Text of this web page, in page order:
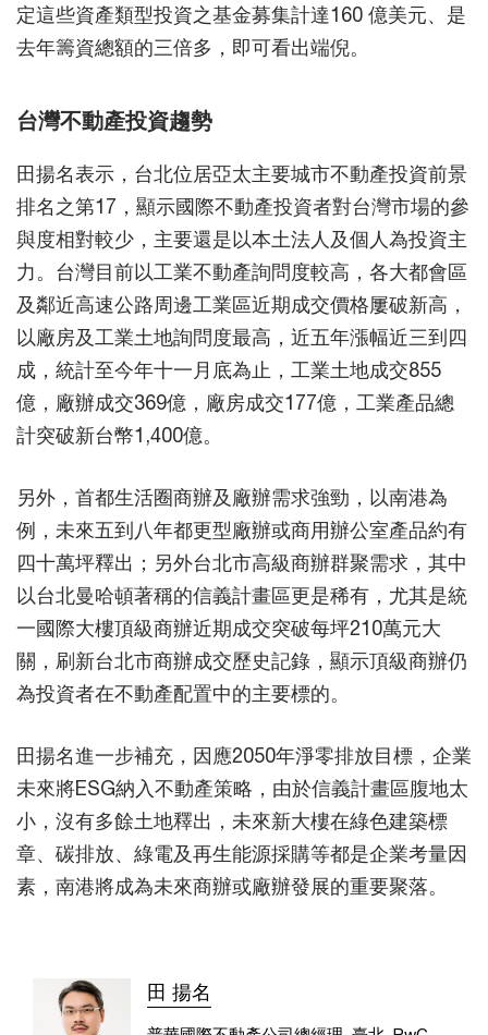
定這些資產類型投資之基金募集計達160 億美元、是
去年籌資總額的三倍多，即可看出端倪。
台灣不動產投資趨勢
田揚名表示，台北位居亞太主要城市不動產投資前景
排名之第17，顯示國際不動產投資者對台灣市場的參
與度相對較少，主要還是以本土法人及個人為投資主
力。台灣目前以工業不動產詢問度較高，各大都會區
及鄰近高速公路周邊工業區近期成交價格屢破新高，
以廠房及工業土地詢問度最高，近五年漲幅近三到四
成，統計至今年十一月底為止，工業土地成交855
億，廠辦成交369億，廠房成交177億，工業產品總
計突破新台幣1,400億。
另外，首都生活圈商辦及廠辦需求強勁，以南港為
例，未來五到八年都更型廠辦或商用辦公室產品約有
四十萬坪釋出；另外台北市高級商辦群聚需求，其中
以台北曼哈頓著稱的信義計畫區更是稀有，尤其是統
一國際大樓頂級商辦近期成交突破每坪210萬元大
關，刷新台北市商辦成交歷史記錄，顯示頂級商辦仍
為投資者在不動產配置中的主要標的。
田揚名進一步補充，因應2050年淨零排放目標，企業
未來將ESG納入不動產策略，由於信義計畫區腹地太
小，沒有多餘土地釋出，未來新大樓在綠色建築標
章、碳排放、綠電及再生能源採購等都是企業考量因
素，南港將成為未來商辦或廠辦發展的重要聚落。
田 揚名